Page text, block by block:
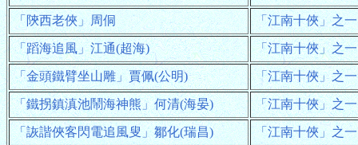
「陝西老俠」周侗 「江南十俠」之
「蹈海追風」江通(超海) 「江南十俠」之
「金頭鐵臂坐山雕」賈佩(公明) 「江南十俠」之
「鐵拐鎮滇池鬧海神熊」何清(海晏) 「江南十俠」之
「詼諧俠客閃電追風叟」鄒化(瑞昌) 「江南十俠」之